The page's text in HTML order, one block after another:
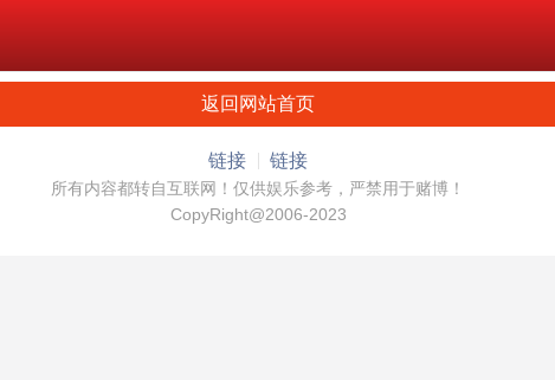
返回网站首页
链接 链接
所有内容都转自互联网！仅供娱乐参考，严禁用于赌博！
CopyRight@2006-2023